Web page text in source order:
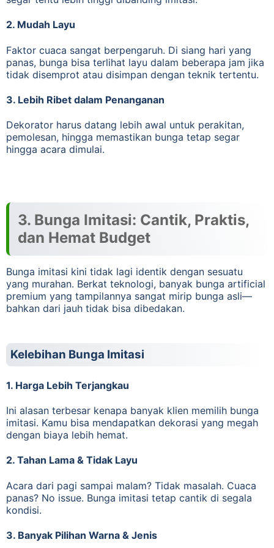
2. Mudah Layu
Faktor cuaca sangat berpengaruh. Di siang hari yang
panas, bunga bisa terlihat layu dalam beberapa jam jika
tidak disemprot atau disimpan dengan teknik tertentu.
3. Lebih Ribet dalam Penanganan
Dekorator harus datang lebih awal untuk perakitan,
pemolesan, hingga memastikan bunga tetap segar
hingga acara dimulai.
3. Bunga Imitasi: Cantik, Praktis,
dan Hemat Budget
Bunga imitasi kini tidak lagi identik dengan sesuatu
yang murahan. Berkat teknologi, banyak bunga artificial
premium yang tampilannya sangat mirip bunga asli—
bahkan dari jauh tidak bisa dibedakan.
Kelebihan Bunga Imitasi
1. Harga Lebih Terjangkau
Ini alasan terbesar kenapa banyak klien memilih bunga
imitasi. Kamu bisa mendapatkan dekorasi yang megah
dengan biaya lebih hemat.
2. Tahan Lama & Tidak Layu
Acara dari pagi sampai malam? Tidak masalah. Cuaca
panas? No issue. Bunga imitasi tetap cantik di segala
kondisi.
3. Banyak Pilihan Warna & Jenis